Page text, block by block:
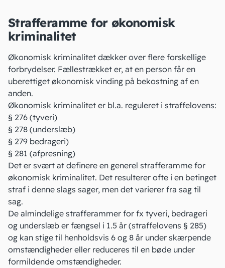
Strafferamme for økonomisk
kriminalitet
Økonomisk kriminalitet dækker over flere forskellige
forbrydelser. Fællestrækket er, at en person får en
uberettiget økonomisk vinding på bekostning af en
anden.
Økonomisk kriminalitet er bl.a. reguleret i straffelovens:
§ 276 (tyveri)
§ 278 (underslæb)
§ 279 bedrageri)
§ 281 (afpresning)
Det er svært at definere en generel strafferamme for
økonomisk kriminalitet. Det resulterer ofte i en betinget
straf i denne slags sager, men det varierer fra sag til
sag.
De almindelige strafferammer for fx tyveri, bedrageri
og underslæb er fængsel i 1.5 år (straffelovens § 285)
og kan stige til henholdsvis 6 og 8 år under skærpende
omstændigheder eller reduceres til en bøde under
formildende omstændigheder.